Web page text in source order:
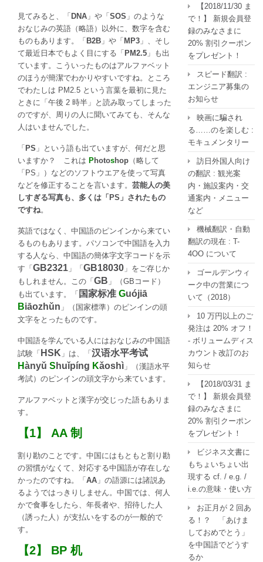
見てみると、「 DNA 」や「 SOS 」のような
おなじみの英語（略語）以外に、数字を含む
ものもあります。「 B2B 」や「 MP3 」、そし
て最近日本でもよく目にする「 PM2.5 」も出
ています。こういったものはアルファベット
のほうが簡潔でわかりやすいですね。ところ
でわたしは PM2.5 という言葉を最初に見た
ときに「午後 2 時半」と読み取ってしまった
のですが、周りの人に聞いてみても、そんな
人はいませんでした。
「 PS 」という語も出ていますが、何だと思
いますか？ これは Photoshop （略して
「PS」）などのソフトウエアを使って写真
などを修正することを言います。 芸能人の美
しすぎる写真も、多くは「PS」されたもの
ですね。
英語ではなく、中国語のピンインから来てい
るものもあります。パソコンで中国語を入力
する人なら、中国語の簡体字文字コードを示
す「 GB2321 」「 GB18030 」をご存じか
もしれません。この「 GB 」（GBコード）
も出ています。「 国家标准 Guójiā
Biāozhǔn 」（国家標準）のピンインの頭
文字をとったものです。
中国語を学んでいる人にはおなじみの中国語
試験「 HSK 」は、「 汉语水平考试
Hànyǔ S huǐpíng Kǎoshì 」（漢語水平
考試）のピンインの頭文字から来ています。
アルファベットと漢字が交じった語もありま
す。
【1】 AA 制
割り勘のことです。中国にはもともと割り勘
の習慣がなくて、対応する中国語が存在しな
かったのですね。「 AA 」の語源には諸説あ
るようではっきりしません。中国では、何人
かで食事をしたら、年長者や、招待した人
（誘った人）が支払いをするのが一般的で
す。
【2】 BP 机
【2018/11/30 ま
で！】 新規会員登
録のみなさまに
20% 割引クーポン
をプレゼント！
スピード翻訳 :
エンジニア募集の
お知らせ
映画に騙され
る……のを楽しむ :
モキュメンタリー
訪日外国人向け
の翻訳 : 観光案
内・施設案内・交
通案内・メニュー
など
機械翻訳・自動
翻訳の現在 : T-
4OO について
ゴールデンウィ
ーク中の営業につ
いて（2018）
10 万円以上のご
発注は 20% オフ！
- ボリュームディス
カウント改訂のお
知らせ
【2018/03/31 ま
で！】 新規会員登
録のみなさまに
20% 割引クーポン
をプレゼント！
ビジネス文書に
もちょいちょい出
現する cf. / e.g. /
i.e.の意味・使い方
お正月が 2 回あ
る！？ 「あけま
しておめでとう」
を中国語でどうす
るか